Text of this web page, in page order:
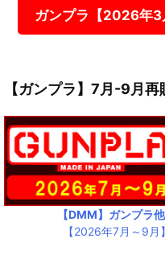
ガンプラ【2026年3
【ガンプラ】7月-9月再
【DMM】ガンプラ
【2026年7月～9月